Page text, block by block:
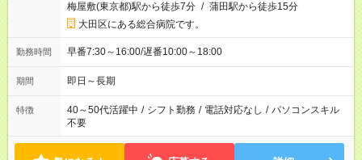
梅屋敷(東京都)駅から徒歩7分 / 蒲田駅から徒歩15分
大田区にある総合病院です。
勤務時間 早番7:30～16:00/遅番10:00～18:00
期間 即日～長期
特徴 40～50代活躍中 / シフト勤務 / 電話対応なし / パソコンスキル
不要